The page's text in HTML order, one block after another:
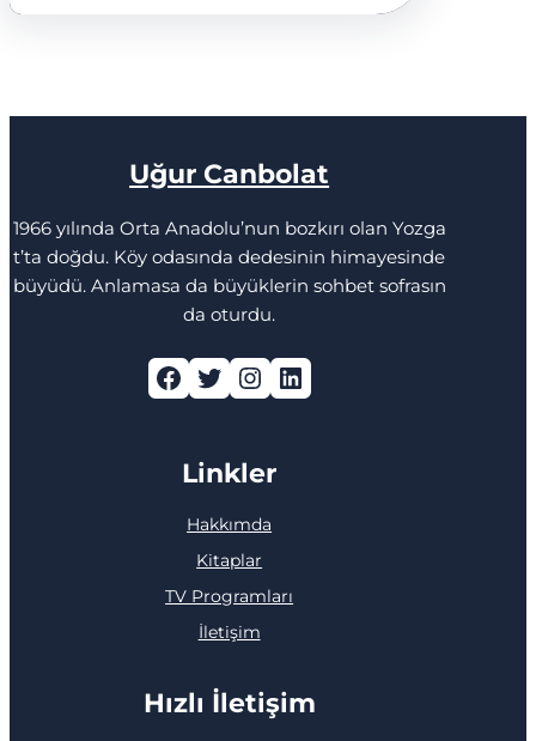
Uğur Canbolat
1966 yılında Orta Anadolu’nun bozkırı olan Yozga
t’ta doğdu. Köy odasında dedesinin himayesinde
büyüdü. Anlamasa da büyüklerin sohbet sofrasın
da oturdu.
Facebook Twitter Instagram LinkedIn
Linkler
Hakkımda
Kitaplar
TV Programları
İletişim
Hızlı İletişim